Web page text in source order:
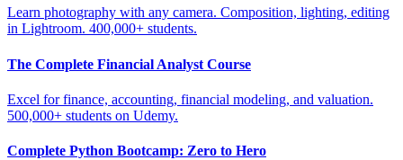
Learn photography with any camera. Composition, lighting, editing
in Lightroom. 400,000+ students.
The Complete Financial Analyst Course
Excel for finance, accounting, financial modeling, and valuation.
500,000+ students on Udemy.
Complete Python Bootcamp: Zero to Hero